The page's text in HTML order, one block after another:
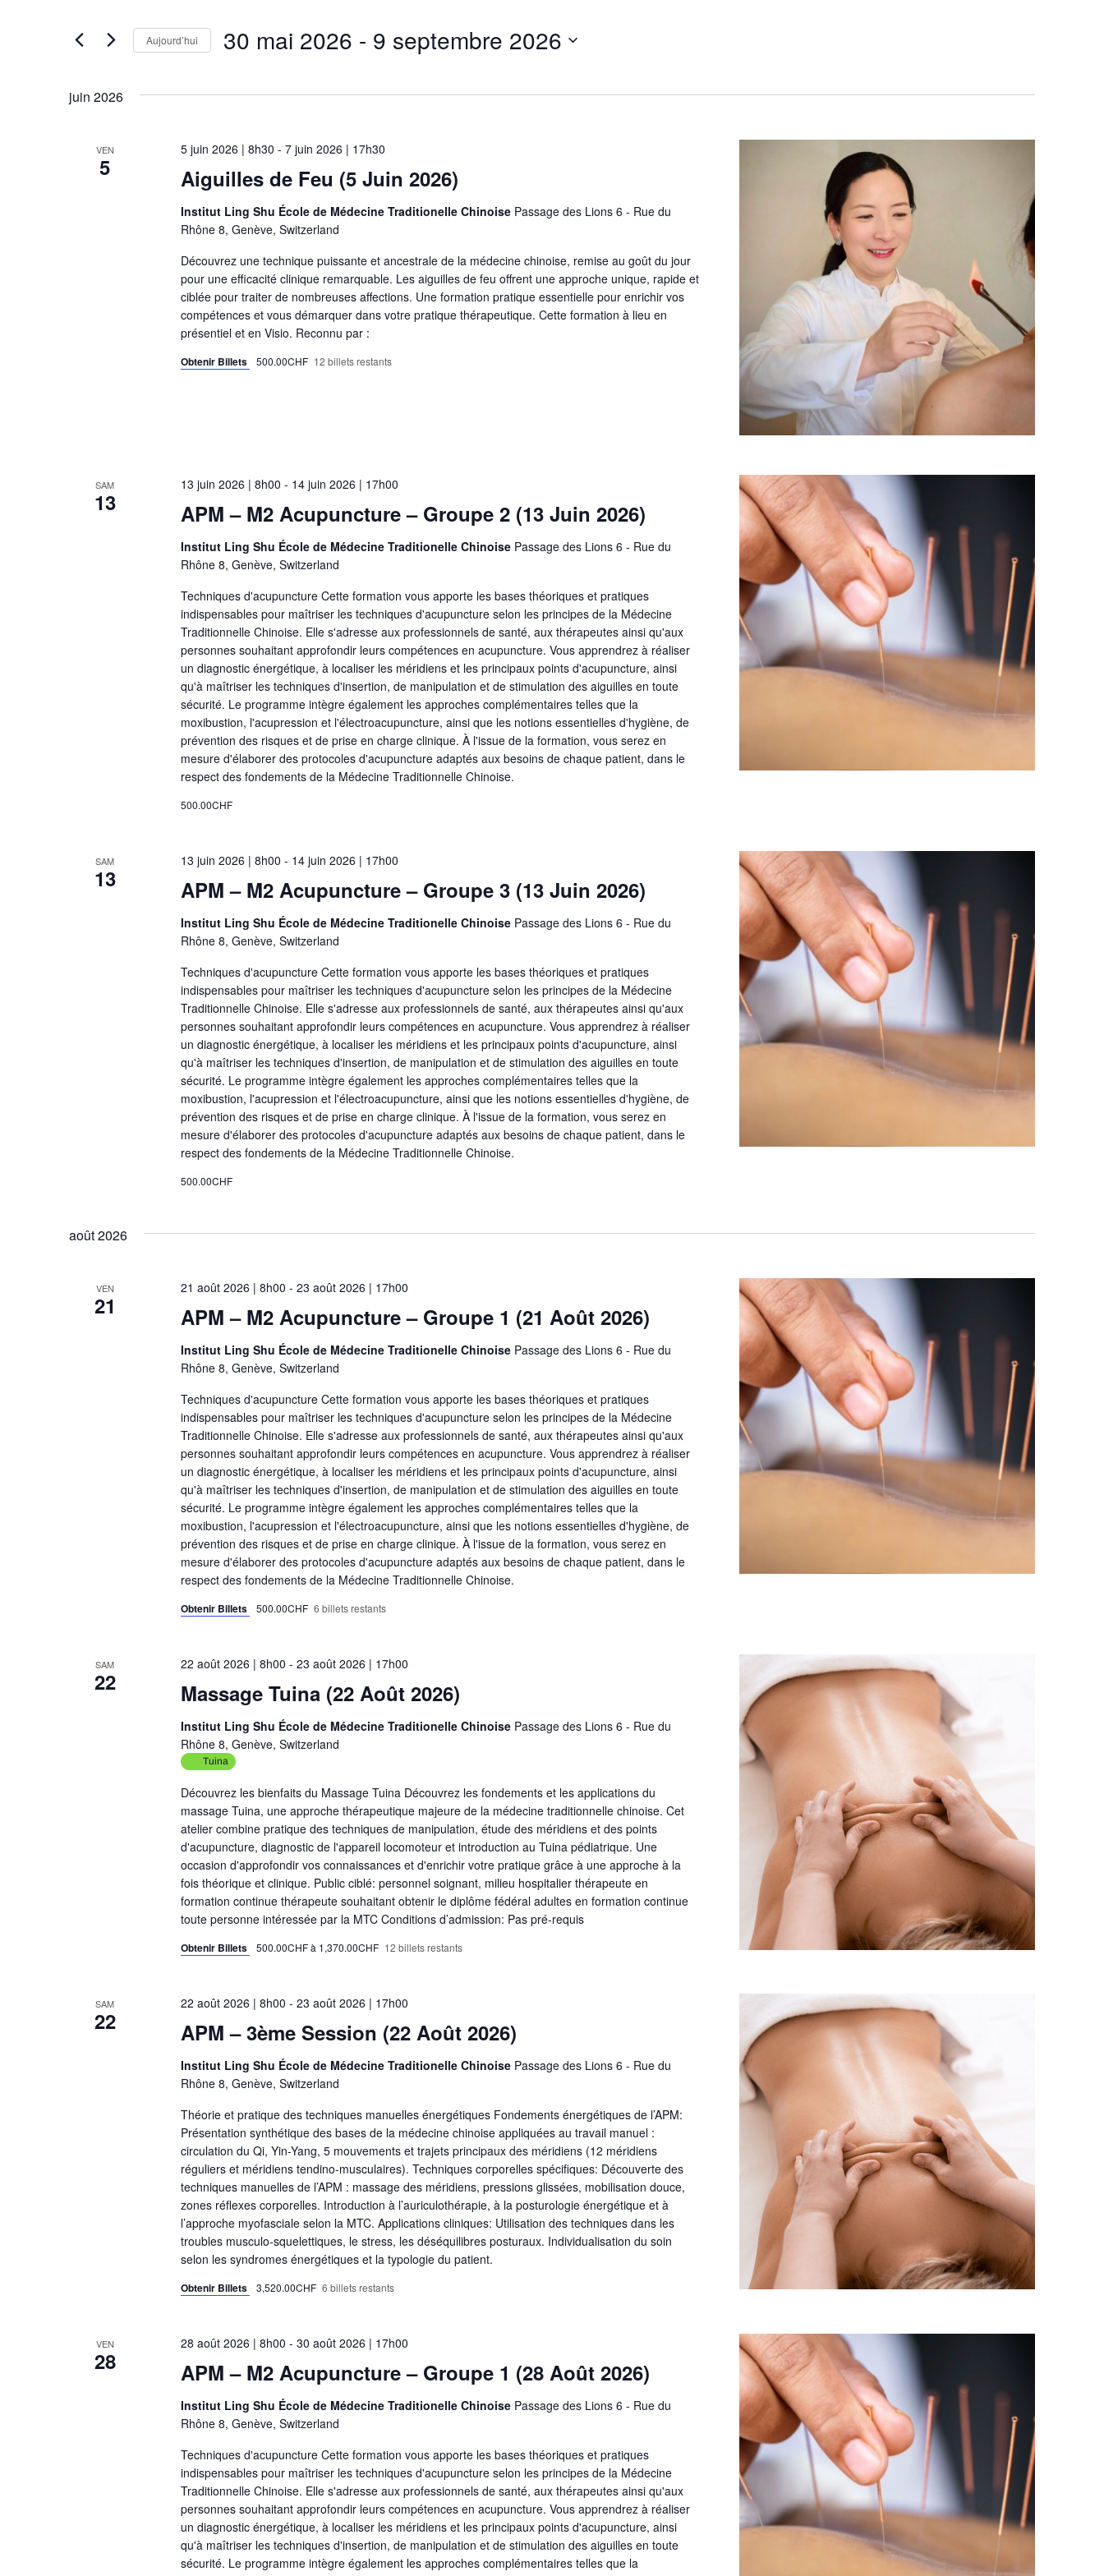
de
Évènements
Rechercher
Évènements
mot-
Aujourd’hui 30 mai 2026 - 9 septembre 2026
juin 2026
VEN
5 Aiguilles de Feu (5 Juin 2026)
5 juin 2026 | 8h30 - 7 juin 2026 | 17h30
Institut Ling Shu École de Médecine Traditionelle Chinoise Passage des Lions 6 - Rue du
Rhône 8, Genève, Switzerland
Découvrez une technique puissante et ancestrale de la médecine chinoise, remise au goût du jour
pour une efficacité clinique remarquable. Les aiguilles de feu offrent une approche unique, rapide et
ciblée pour traiter de nombreuses affections. Une formation pratique essentielle pour enrichir vos
compétences et vous démarquer dans votre pratique thérapeutique. Cette formation à lieu en
présentiel et en Visio. Reconnu par :
Obtenir Billets 500.00CHF 12 billets restants
SAM
13 APM – M2 Acupuncture – Groupe 2 (13 Juin 2026)
13 juin 2026 | 8h00 - 14 juin 2026 | 17h00
Institut Ling Shu École de Médecine Traditionelle Chinoise Passage des Lions 6 - Rue du
Rhône 8, Genève, Switzerland
Techniques d'acupuncture Cette formation vous apporte les bases théoriques et pratiques
indispensables pour maîtriser les techniques d'acupuncture selon les principes de la Médecine
Traditionnelle Chinoise. Elle s'adresse aux professionnels de santé, aux thérapeutes ainsi qu'aux
personnes souhaitant approfondir leurs compétences en acupuncture. Vous apprendrez à réaliser
un diagnostic énergétique, à localiser les méridiens et les principaux points d'acupuncture, ainsi
qu'à maîtriser les techniques d'insertion, de manipulation et de stimulation des aiguilles en toute
sécurité. Le programme intègre également les approches complémentaires telles que la
moxibustion, l'acupression et l'électroacupuncture, ainsi que les notions essentielles d'hygiène, de
prévention des risques et de prise en charge clinique. À l'issue de la formation, vous serez en
mesure d'élaborer des protocoles d'acupuncture adaptés aux besoins de chaque patient, dans le
respect des fondements de la Médecine Traditionnelle Chinoise.
500.00CHF
SAM
13 APM – M2 Acupuncture – Groupe 3 (13 Juin 2026)
13 juin 2026 | 8h00 - 14 juin 2026 | 17h00
Institut Ling Shu École de Médecine Traditionelle Chinoise Passage des Lions 6 - Rue du
Rhône 8, Genève, Switzerland
Techniques d'acupuncture Cette formation vous apporte les bases théoriques et pratiques
indispensables pour maîtriser les techniques d'acupuncture selon les principes de la Médecine
Traditionnelle Chinoise. Elle s'adresse aux professionnels de santé, aux thérapeutes ainsi qu'aux
personnes souhaitant approfondir leurs compétences en acupuncture. Vous apprendrez à réaliser
un diagnostic énergétique, à localiser les méridiens et les principaux points d'acupuncture, ainsi
qu'à maîtriser les techniques d'insertion, de manipulation et de stimulation des aiguilles en toute
sécurité. Le programme intègre également les approches complémentaires telles que la
moxibustion, l'acupression et l'électroacupuncture, ainsi que les notions essentielles d'hygiène, de
prévention des risques et de prise en charge clinique. À l'issue de la formation, vous serez en
mesure d'élaborer des protocoles d'acupuncture adaptés aux besoins de chaque patient, dans le
respect des fondements de la Médecine Traditionnelle Chinoise.
500.00CHF
août 2026
VEN
21 APM – M2 Acupuncture – Groupe 1 (21 Août 2026)
21 août 2026 | 8h00 - 23 août 2026 | 17h00
Institut Ling Shu École de Médecine Traditionelle Chinoise Passage des Lions 6 - Rue du
Rhône 8, Genève, Switzerland
Techniques d'acupuncture Cette formation vous apporte les bases théoriques et pratiques
indispensables pour maîtriser les techniques d'acupuncture selon les principes de la Médecine
Traditionnelle Chinoise. Elle s'adresse aux professionnels de santé, aux thérapeutes ainsi qu'aux
personnes souhaitant approfondir leurs compétences en acupuncture. Vous apprendrez à réaliser
un diagnostic énergétique, à localiser les méridiens et les principaux points d'acupuncture, ainsi
qu'à maîtriser les techniques d'insertion, de manipulation et de stimulation des aiguilles en toute
sécurité. Le programme intègre également les approches complémentaires telles que la
moxibustion, l'acupression et l'électroacupuncture, ainsi que les notions essentielles d'hygiène, de
prévention des risques et de prise en charge clinique. À l'issue de la formation, vous serez en
mesure d'élaborer des protocoles d'acupuncture adaptés aux besoins de chaque patient, dans le
respect des fondements de la Médecine Traditionnelle Chinoise.
Obtenir Billets 500.00CHF 6 billets restants
SAM
22 Massage Tuina (22 Août 2026)
22 août 2026 | 8h00 - 23 août 2026 | 17h00
Institut Ling Shu École de Médecine Traditionelle Chinoise Passage des Lions 6 - Rue du
Rhône 8, Genève, Switzerland
Tuina
Découvrez les bienfaits du Massage Tuina Découvrez les fondements et les applications du
massage Tuina, une approche thérapeutique majeure de la médecine traditionnelle chinoise. Cet
atelier combine pratique des techniques de manipulation, étude des méridiens et des points
d'acupuncture, diagnostic de l'appareil locomoteur et introduction au Tuina pédiatrique. Une
occasion d'approfondir vos connaissances et d'enrichir votre pratique grâce à une approche à la
fois théorique et clinique. Public ciblé: personnel soignant, milieu hospitalier thérapeute en
formation continue thérapeute souhaitant obtenir le diplôme fédéral adultes en formation continue
toute personne intéressée par la MTC Conditions d’admission: Pas pré-requis
Obtenir Billets 500.00CHF à 1,370.00CHF 12 billets restants
SAM
22 APM – 3ème Session (22 Août 2026)
22 août 2026 | 8h00 - 23 août 2026 | 17h00
Institut Ling Shu École de Médecine Traditionelle Chinoise Passage des Lions 6 - Rue du
Rhône 8, Genève, Switzerland
Théorie et pratique des techniques manuelles énergétiques Fondements énergétiques de l’APM:
Présentation synthétique des bases de la médecine chinoise appliquées au travail manuel :
circulation du Qi, Yin-Yang, 5 mouvements et trajets principaux des méridiens (12 méridiens
réguliers et méridiens tendino-musculaires). Techniques corporelles spécifiques: Découverte des
techniques manuelles de l’APM : massage des méridiens, pressions glissées, mobilisation douce,
zones réflexes corporelles. Introduction à l’auriculothérapie, à la posturologie énergétique et à
l’approche myofasciale selon la MTC. Applications cliniques: Utilisation des techniques dans les
troubles musculo-squelettiques, le stress, les déséquilibres posturaux. Individualisation du soin
selon les syndromes énergétiques et la typologie du patient.
Obtenir Billets 3,520.00CHF 6 billets restants
VEN
28 APM – M2 Acupuncture – Groupe 1 (28 Août 2026)
28 août 2026 | 8h00 - 30 août 2026 | 17h00
Institut Ling Shu École de Médecine Traditionelle Chinoise Passage des Lions 6 - Rue du
Rhône 8, Genève, Switzerland
Techniques d'acupuncture Cette formation vous apporte les bases théoriques et pratiques
indispensables pour maîtriser les techniques d'acupuncture selon les principes de la Médecine
Traditionnelle Chinoise. Elle s'adresse aux professionnels de santé, aux thérapeutes ainsi qu'aux
personnes souhaitant approfondir leurs compétences en acupuncture. Vous apprendrez à réaliser
un diagnostic énergétique, à localiser les méridiens et les principaux points d'acupuncture, ainsi
qu'à maîtriser les techniques d'insertion, de manipulation et de stimulation des aiguilles en toute
sécurité. Le programme intègre également les approches complémentaires telles que la